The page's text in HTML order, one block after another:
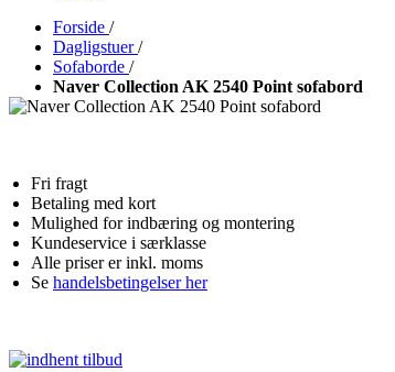
Forside /
Dagligstuer /
Sofaborde /
Naver Collection AK 2540 Point sofabord
Fri fragt
Betaling med kort
Mulighed for indbæring og montering
Kundeservice i særklasse
Alle priser er inkl. moms
Se handelsbetingelser her